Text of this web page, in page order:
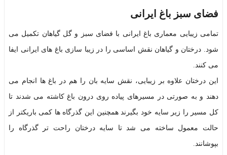
فضای سبز باغ ایرانی
تمامی زیبایی معماری باغ ایرانی با فضای سبز و گل گیاهان تکمیل می
شود. درختان و گیاهان نقش اساسی را در زیبا سازی باغ های ایرانی ایفا
می کنند.
این درختان علاوه بر زیبایی، نقش سایه بان را هم در باغ ها انجام می
دهند و به صورتی در مسیرهای پیاده روی درون باغ کاشته می شدند تا
کل مسیر را زیر سایه خود بگیرند همچنین این گذرگاه ها کمی باریکتر از
حالت معمول ساخته می شد تا سایه درختان راحت تر گذرگاه را
بپوشانند.